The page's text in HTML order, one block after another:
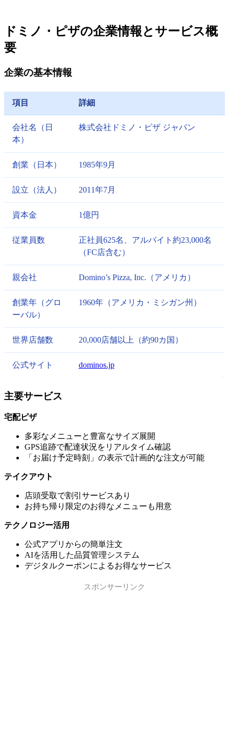
ドミノ・ピザの企業情報とサービス概
要
企業の基本情報
項目 詳細
会社名（日
本）
株式会社ドミノ・ピザ ジャパン
創業（日本） 1985年9月
設立（法人） 2011年7月
資本金 1億円
従業員数
正社員625名、アルバイト約23,000名
（FC店含む）
親会社 Domino’s Pizza, Inc.（アメリカ）
創業年（グロ
ーバル）
1960年（アメリカ・ミシガン州）
世界店舗数 20,000店舗以上（約90カ国）
公式サイト dominos.jp
主要サービス
宅配ピザ
多彩なメニューと豊富なサイズ展開
GPS追跡で配達状況をリアルタイム確認
「お届け予定時刻」の表示で計画的な注文が可能
テイクアウト
店頭受取で割引サービスあり
お持ち帰り限定のお得なメニューも用意
テクノロジー活用
公式アプリからの簡単注文
AIを活用した品質管理システム
デジタルクーポンによるお得なサービス
スポンサーリンク